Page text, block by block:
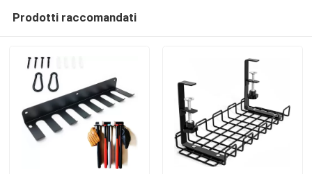
Casa
Prodotti raccomandati